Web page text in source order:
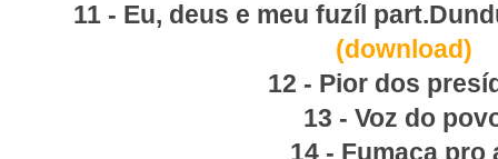
11 - Eu, deus e meu fuzíl
(download)
12 - Pior dos
13 - Voz do
14 - Fumaça pro